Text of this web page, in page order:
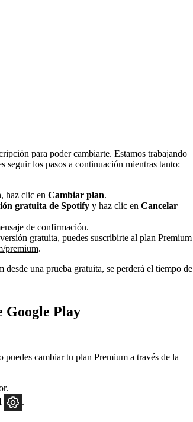
para poder cambiarte. Estamos trabajando
seguir los pasos a continuación mientras tanto:
, haz clic en Cambiar plan.
gratuita de Spotify y haz clic en Cancelar
de confirmación.
gratuita, puedes suscribirte al plan Premium
premium.
desde una prueba gratuita, se perderá el tiempo de
Google Play
puedes cambiar tu plan Premium a través de la
.